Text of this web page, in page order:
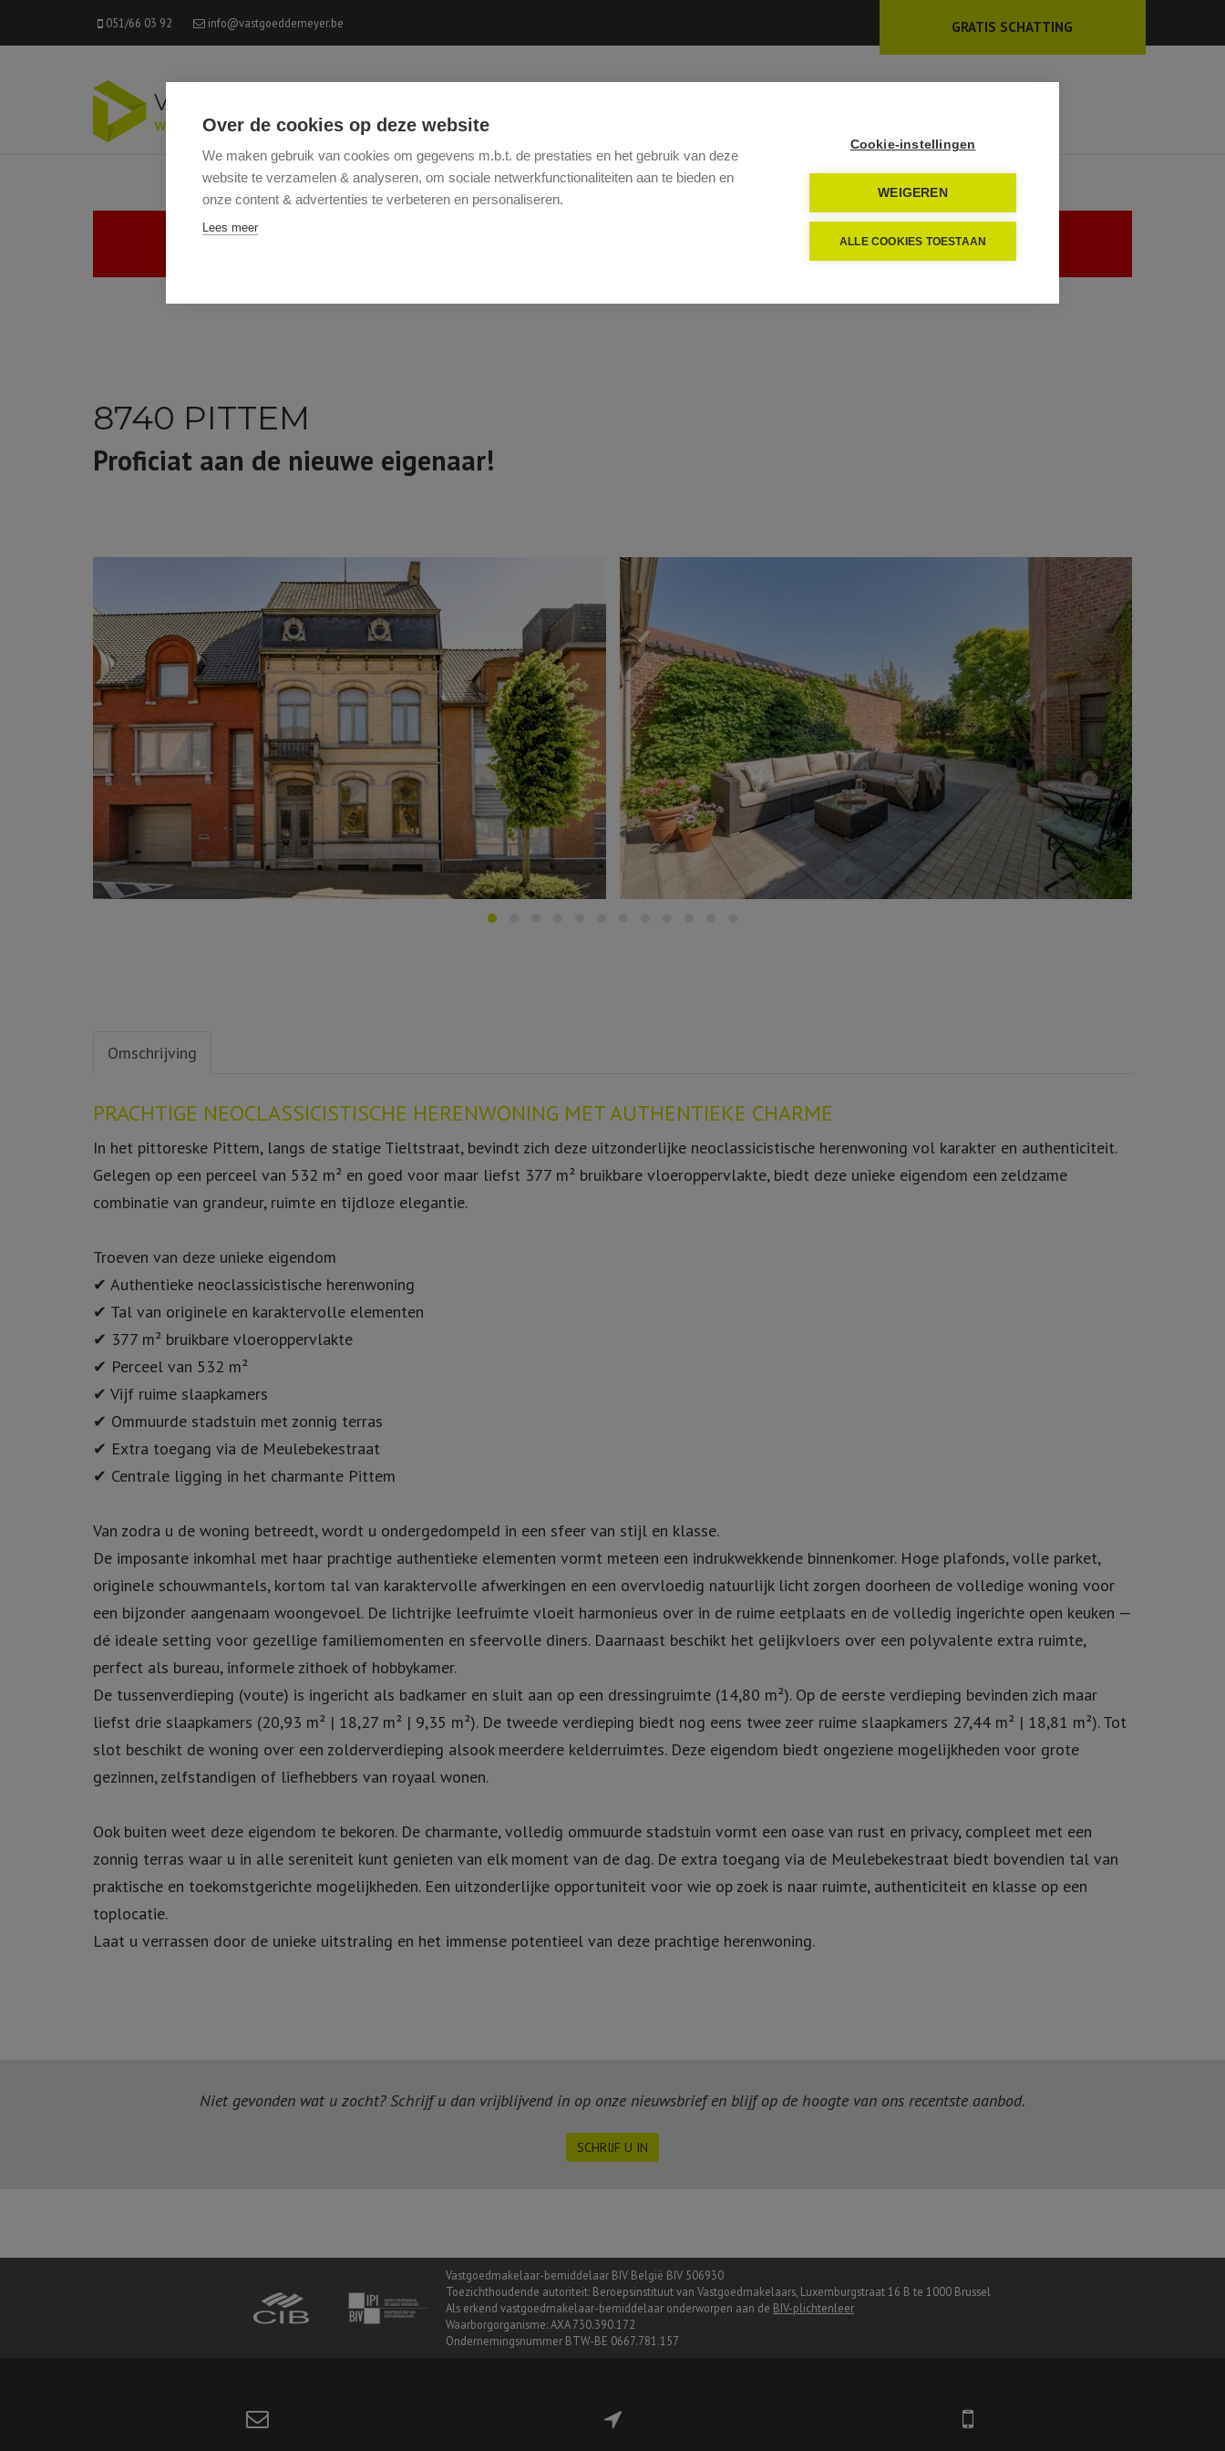
051/66 03 92 info@vastgoeddemeyer.be GRATIS SCHATTING
8740 PITTEM
Proficiat aan de nieuwe eigenaar!
Omschrijving
Omschrijving
PRACHTIGE NEOCLASSICISTISCHE HERENWONING MET AUTHENTIEKE CHARME
In het pittoreske Pittem, langs de statige Tieltstraat, bevindt zich deze uitzonderlijke neoclassicistische herenwoning vol karakter en authenticiteit.
Gelegen op een perceel van 532 m² en goed voor maar liefst 377 m² bruikbare vloeroppervlakte, biedt deze unieke eigendom een zeldzame
combinatie van grandeur, ruimte en tijdloze elegantie.
Troeven van deze unieke eigendom
✔ Authentieke neoclassicistische herenwoning
✔ Tal van originele en karaktervolle elementen
✔ 377 m² bruikbare vloeroppervlakte
✔ Perceel van 532 m²
✔ Vijf ruime slaapkamers
✔ Ommuurde stadstuin met zonnig terras
✔ Extra toegang via de Meulebekestraat
✔ Centrale ligging in het charmante Pittem
Van zodra u de woning betreedt, wordt u ondergedompeld in een sfeer van stijl en klasse.
De imposante inkomhal met haar prachtige authentieke elementen vormt meteen een indrukwekkende binnenkomer. Hoge plafonds, volle parket,
originele schouwmantels, kortom tal van karaktervolle afwerkingen en een overvloedig natuurlijk licht zorgen doorheen de volledige woning voor
een bijzonder aangenaam woongevoel. De lichtrijke leefruimte vloeit harmonieus over in de ruime eetplaats en de volledig ingerichte open keuken —
dé ideale setting voor gezellige familiemomenten en sfeervolle diners. Daarnaast beschikt het gelijkvloers over een polyvalente extra ruimte,
perfect als bureau, informele zithoek of hobbykamer.
De tussenverdieping (voute) is ingericht als badkamer en sluit aan op een dressingruimte (14,80 m²). Op de eerste verdieping bevinden zich maar
liefst drie slaapkamers (20,93 m² | 18,27 m² | 9,35 m²). De tweede verdieping biedt nog eens twee zeer ruime slaapkamers 27,44 m² | 18,81 m²). Tot
slot beschikt de woning over een zolderverdieping alsook meerdere kelderruimtes. Deze eigendom biedt ongeziene mogelijkheden voor grote
gezinnen, zelfstandigen of liefhebbers van royaal wonen.
Ook buiten weet deze eigendom te bekoren. De charmante, volledig ommuurde stadstuin vormt een oase van rust en privacy, compleet met een
zonnig terras waar u in alle sereniteit kunt genieten van elk moment van de dag. De extra toegang via de Meulebekestraat biedt bovendien tal van
praktische en toekomstgerichte mogelijkheden. Een uitzonderlijke opportuniteit voor wie op zoek is naar ruimte, authenticiteit en klasse op een
toplocatie.
Laat u verrassen door de unieke uitstraling en het immense potentieel van deze prachtige herenwoning.
Niet gevonden wat u zocht? Schrijf u dan vrijblijvend in op onze nieuwsbrief en blijf op de hoogte van ons recentste aanbod.
SCHRIJF U IN
Vastgoedmakelaar-bemiddelaar BIV België BIV 506930
Toezichthoudende autoriteit: Beroepsinstituut van Vastgoedmakelaars, Luxemburgstraat 16 B te 1000 Brussel
Als erkend vastgoedmakelaar-bemiddelaar onderworpen aan de BIV-plichtenleer
Waarborgorganisme: AXA 730.390.172
Ondernemingsnummer BTW-BE 0667.781.157
Over de cookies op deze website
We maken gebruik van cookies om gegevens m.b.t. de prestaties en het gebruik van deze
website te verzamelen & analyseren, om sociale netwerkfunctionaliteiten aan te bieden en
onze content & advertenties te verbeteren en personaliseren.
Lees meer
Cookie-instellingen
WEIGEREN
ALLE COOKIES TOESTAAN